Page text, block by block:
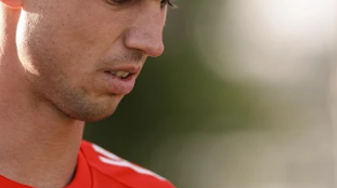
“El objetivo es mejorar la
a inscribir a los nuevos
abierta a Alberto Flores" por Rafa